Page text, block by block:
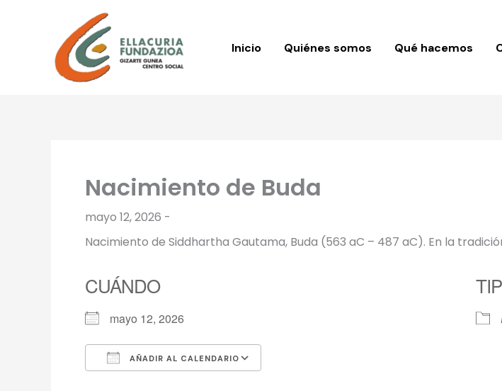
Inicio Quiénes somos Qué hacemos
Nacimiento de Buda
mayo 12, 2026 -
Nacimiento de Siddhartha Gautama, Buda (563 aC – 487 aC). En la
CUÁNDO
mayo 12, 2026
AÑADIR AL CALENDARIO